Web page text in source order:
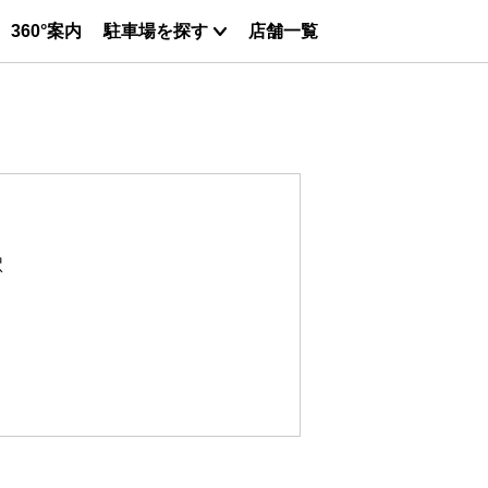
360°案内 駐車場を探す 店舗一覧